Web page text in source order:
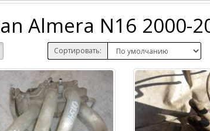
Almera N16 2000-
Сортировать: